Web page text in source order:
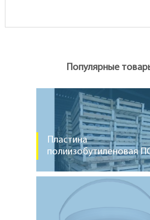
Популярные
Пластина
полиизобутиленовая